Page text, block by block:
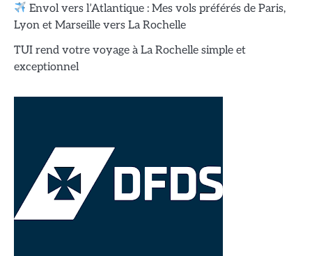
Envol vers l’Atlantique : Mes vols préférés de Paris,
Lyon et Marseille vers La Rochelle
TUI rend votre voyage à La Rochelle simple et
exceptionnel